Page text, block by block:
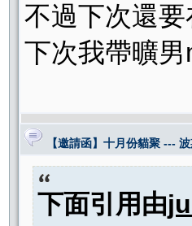
不過下次還
下次我帶曠
【邀請函】十月份貓聚 ---
下面引用由